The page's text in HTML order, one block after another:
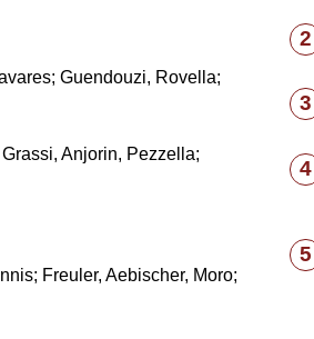
Guendouzi, Rovella;
Anjorin, Pezzella;
Freuler, Aebischer, Moro;
2
3
4
5